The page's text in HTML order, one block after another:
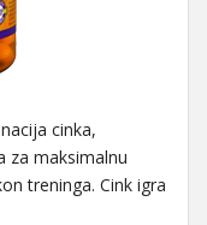
cinka,
za maksimalnu
treninga. Cink igra